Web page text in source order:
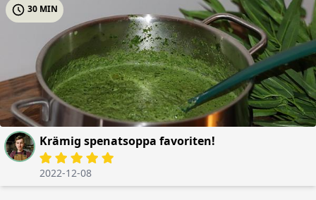
Krämig spenatsoppa favoriten!
2022-12-08
30 MIN